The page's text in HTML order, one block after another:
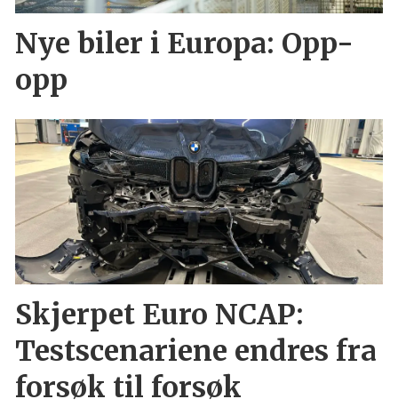
Nye biler i Europa: Opp-
opp
Skjerpet Euro NCAP:
Testscenariene endres fra
forsøk til forsøk